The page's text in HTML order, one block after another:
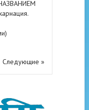
Следующие »